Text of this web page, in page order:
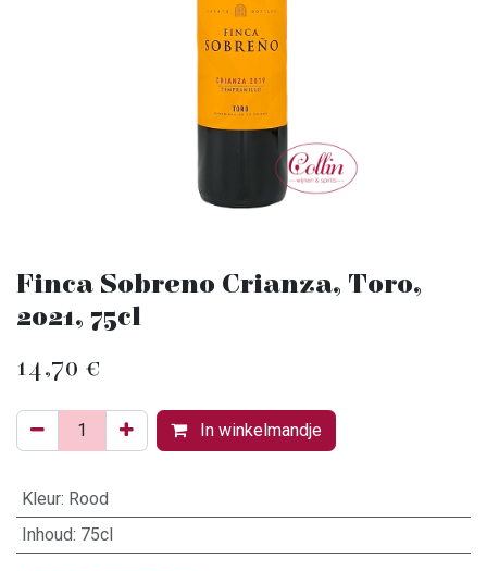
Finca Sobreno Crianza, Toro,
2021, 75cl
14,70 €
In winkelmandje
Kleur: Rood
Inhoud: 75cl